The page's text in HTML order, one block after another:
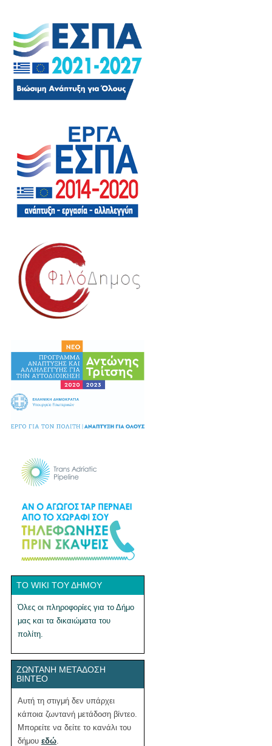
ΤΟ WIKI ΤΟΥ ΔΉΜΟΥ
Όλες οι πληροφορίες για το Δήμο
μας και τα δικαιώματα του
πολίτη.
ΖΩΝΤΑΝΉ ΜΕΤΆΔΟΣΗ
ΒΊΝΤΕΟ
Αυτή τη στιγμή δεν υπάρχει
κάποια ζωντανή μετάδοση βίντεο.
Μπορείτε να δείτε το κανάλι του
δήμου εδώ